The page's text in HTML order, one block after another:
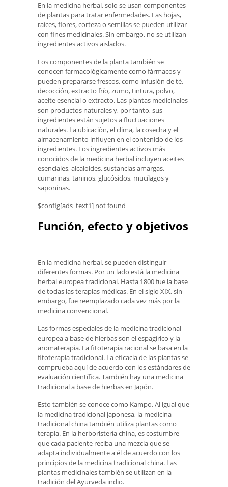
En la medicina herbal, solo se usan componentes
de plantas para tratar enfermedades. Las hojas,
raíces, flores, corteza o semillas se pueden utilizar
con fines medicinales. Sin embargo, no se utilizan
ingredientes activos aislados.
Los componentes de la planta también se
conocen farmacológicamente como fármacos y
pueden prepararse frescos, como infusión de té,
decocción, extracto frío, zumo, tintura, polvo,
aceite esencial o extracto. Las plantas medicinales
son productos naturales y, por tanto, sus
ingredientes están sujetos a fluctuaciones
naturales. La ubicación, el clima, la cosecha y el
almacenamiento influyen en el contenido de los
ingredientes. Los ingredientes activos más
conocidos de la medicina herbal incluyen aceites
esenciales, alcaloides, sustancias amargas,
cumarinas, taninos, glucósidos, mucílagos y
saponinas.
$config[ads_text1] not found
Función, efecto y objetivos
En la medicina herbal, se pueden distinguir
diferentes formas. Por un lado está la medicina
herbal europea tradicional. Hasta 1800 fue la base
de todas las terapias médicas. En el siglo XIX, sin
embargo, fue reemplazado cada vez más por la
medicina convencional.
Las formas especiales de la medicina tradicional
europea a base de hierbas son el espagírico y la
aromaterapia. La fitoterapia racional se basa en la
fitoterapia tradicional. La eficacia de las plantas se
comprueba aquí de acuerdo con los estándares de
evaluación científica. También hay una medicina
tradicional a base de hierbas en Japón.
Esto también se conoce como Kampo. Al igual que
la medicina tradicional japonesa, la medicina
tradicional china también utiliza plantas como
terapia. En la herboristería china, es costumbre
que cada paciente reciba una mezcla que se
adapta individualmente a él de acuerdo con los
principios de la medicina tradicional china. Las
plantas medicinales también se utilizan en la
tradición del Ayurveda indio.